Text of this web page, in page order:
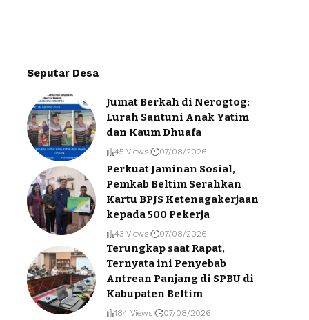
Seputar Desa
Jumat Berkah di Nerogtog:
Lurah Santuni Anak Yatim
dan Kaum Dhuafa
45 Views 07/08/2026
Perkuat Jaminan Sosial,
Pemkab Beltim Serahkan
Kartu BPJS Ketenagakerjaan
kepada 500 Pekerja
43 Views 07/08/2026
Terungkap saat Rapat,
Ternyata ini Penyebab
Antrean Panjang di SPBU di
Kabupaten Beltim
184 Views 07/08/2026